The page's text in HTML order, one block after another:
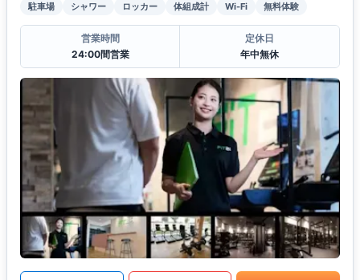
駐車場 シャワー ロッカー 体組成計 Wi-Fi 無料体験
営業時間
24:00間営業
定休日
年中無休